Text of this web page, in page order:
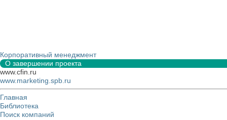
Корпоративный менеджмент
О завершении проекта
www.cfin.ru
www.marketing.spb.ru
Главная
Библиотека
Поиск компаний